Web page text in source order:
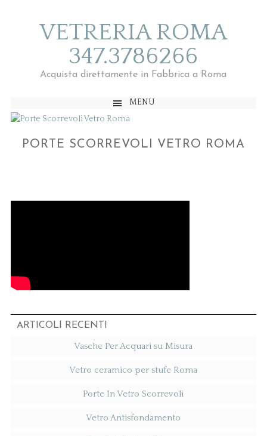
VETRERIA ROMA
347.3786266
Acquista direttamente in Fabbrica a Roma
MENU
PORTE SCORREVOLI VETRO ROMA
ARTICOLI RECENTI
Vasche Per Acquari su Misura
Vetro ceramico per stufe Roma
Porte In Vetro Scorrevoli
Vetro Antisfondamento